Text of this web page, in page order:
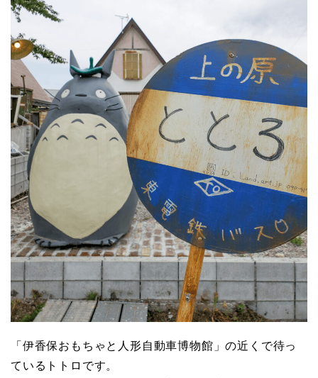
「伊香保おもちゃと人形自動車博物館」の近くで待っ
ているトトロです。